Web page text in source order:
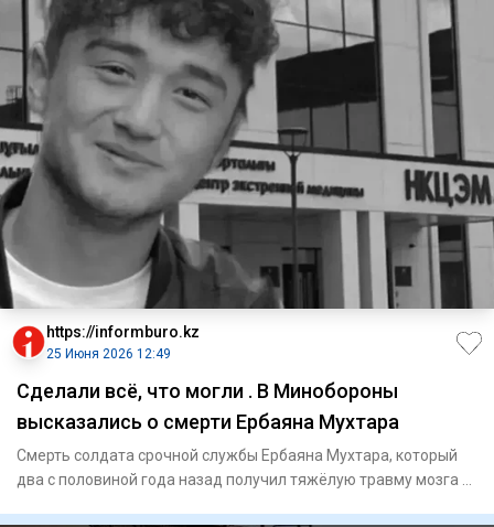
https://informburo.kz
25 Июня 2026 12:49
Сделали всё, что могли . В Минобороны
высказались о смерти Ербаяна Мухтара
Смерть солдата срочной службы Ербаяна Мухтара, который
два с половиной года назад получил тяжёлую травму мозга в